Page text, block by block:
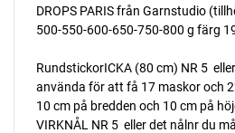
DROPS PARIS från Garnstudio
500-550-600-650-750-800 g färg
RundstickorICKA (80 cm) NR 5 
använda för att få 17 maskor och
10 cm på bredden och 10 cm på
VIRKNÅL NR 5  eller det nålnr du